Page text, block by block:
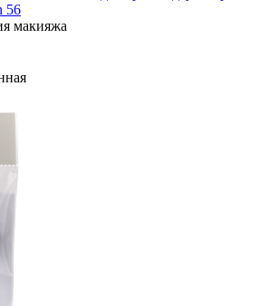
56
макияжа